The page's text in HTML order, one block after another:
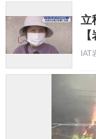
立
IAT